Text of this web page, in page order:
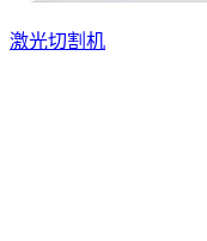
激光切割机